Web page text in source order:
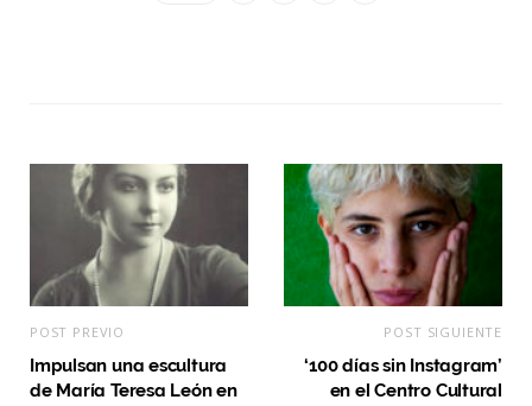
POST PREVIO
Impulsan una escultura
de María Teresa León en
POST SIGUIENTE
‘100 días sin Instagram’
en el Centro Cultural